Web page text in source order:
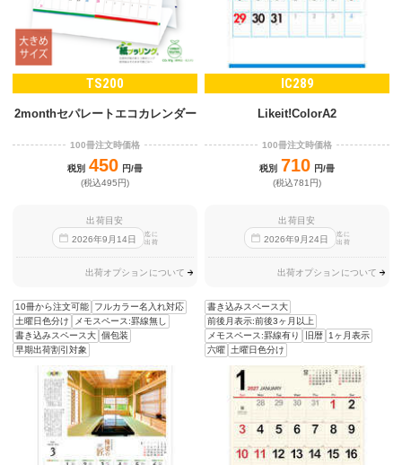
TS200
2monthセパレートエコカレンダー
100冊注文時価格
税別 450 円/冊
(税込495円)
出荷目安
2026年9 月14日
迄に
出荷
出荷オプションについて
10冊から注文可能
フルカラー名入れ対応
土曜日色分け
メモスペース:罫線無し
書き込みスペース大 個包装
早期出荷割引対象
IC289
Likeit!ColorA2
100冊注文時価格
税別 710 円/冊
(税込781円)
出荷目安
2026年9 月24日
迄に
出荷
出荷オプションについて
書き込みスペース大
前後月表示:前後3ヶ月以上
メモスペース:罫線有り
旧暦 1ヶ月表示
六曜 土曜日色分け